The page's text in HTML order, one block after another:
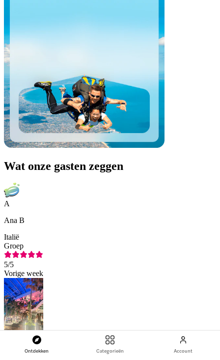
Ontdekken Categorieën Account
Wat onze gasten zeggen
A
Ana B
Italië
Groep
5/5
Vorige week